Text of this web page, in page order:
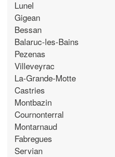
Lunel
Gigean
Bessan
Balaruc-les-Bains
Pezenas
Villeveyrac
La-Grande-Motte
Castries
Montbazin
Cournonterral
Montarnaud
Fabregues
Servian